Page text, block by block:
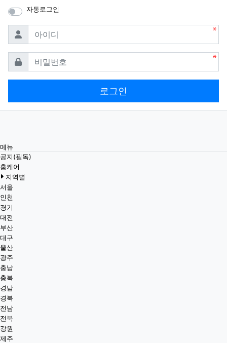
자동로그인
아이디
비밀번호
로그인
메뉴
공지(필독)
홈케어
지역별
서울
인천
경기
대전
부산
대구
울산
광주
충남
충북
경남
경북
전남
전북
강원
제주